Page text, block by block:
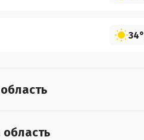
34°
область
область